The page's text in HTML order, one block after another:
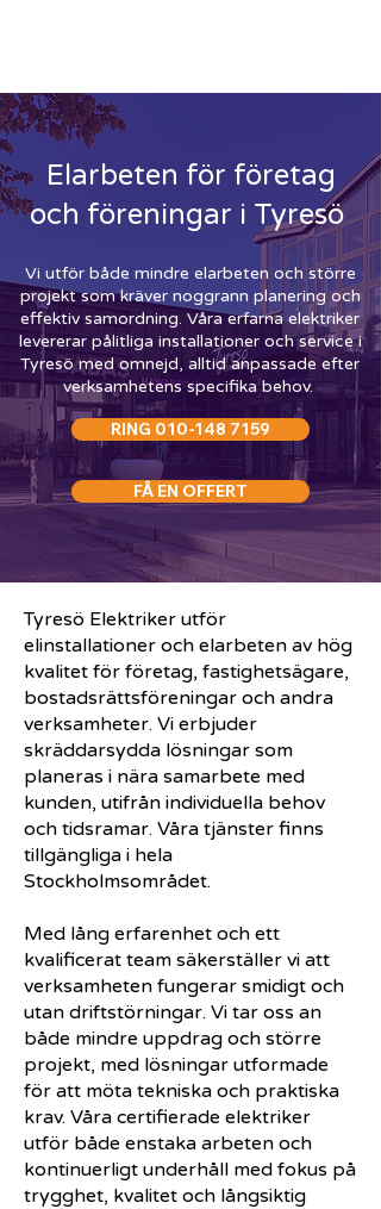
Elarbeten för företag
och föreningar i Tyresö
Vi utför både mindre elarbeten och större
projekt som kräver noggrann planering och
effektiv samordning. Våra erfarna elektriker
levererar pålitliga installationer och service i
Tyresö med omnejd, alltid anpassade efter
verksamhetens specifika behov.
RING 010-148 7159
FÅ EN OFFERT
Tyresö Elektriker utför
elinstallationer och elarbeten av hög
kvalitet för företag, fastighetsägare,
bostadsrättsföreningar och andra
verksamheter. Vi erbjuder
skräddarsydda lösningar som
planeras i nära samarbete med
kunden, utifrån individuella behov
och tidsramar. Våra tjänster finns
tillgängliga i hela
Stockholmsområdet.
Med lång erfarenhet och ett
kvalificerat team säkerställer vi att
verksamheten fungerar smidigt och
utan driftstörningar. Vi tar oss an
både mindre uppdrag och större
projekt, med lösningar utformade
för att möta tekniska och praktiska
krav. Våra certifierade elektriker
utför både enstaka arbeten och
kontinuerligt underhåll med fokus på
trygghet, kvalitet och långsiktig